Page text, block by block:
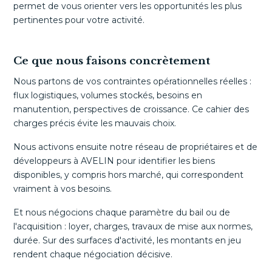
permet de vous orienter vers les opportunités les plus
pertinentes pour votre activité.
Ce que nous faisons concrètement
Nous partons de vos contraintes opérationnelles réelles :
flux logistiques, volumes stockés, besoins en
manutention, perspectives de croissance. Ce cahier des
charges précis évite les mauvais choix.
Nous activons ensuite notre réseau de propriétaires et de
développeurs à AVELIN pour identifier les biens
disponibles, y compris hors marché, qui correspondent
vraiment à vos besoins.
Et nous négocions chaque paramètre du bail ou de
l'acquisition : loyer, charges, travaux de mise aux normes,
durée. Sur des surfaces d'activité, les montants en jeu
rendent chaque négociation décisive.